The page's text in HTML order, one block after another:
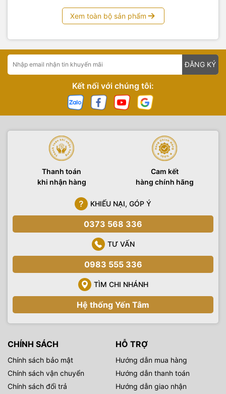
Xem toàn bộ sản phẩm
ĐĂNG KÝ
Kết nối với chúng tôi:
Thanh toán
khi nhận hàng
Cam kết
hàng chính hãng
KHIẾU NẠI, GÓP Ý
0373 568 336
TƯ VẤN
0983 555 336
TÌM CHI NHÁNH
Hệ thống Yến Tâm
CHÍNH SÁCH
Chính sách bảo mật
Chính sách vận chuyển
Chính sách đổi trả
HỖ TRỢ
Hướng dẫn mua hàng
Hướng dẫn thanh toán
Hướng dẫn giao nhận